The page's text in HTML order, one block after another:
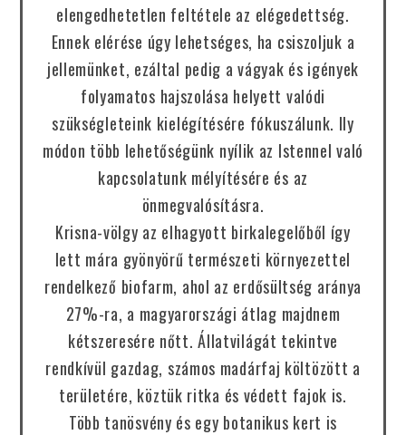
elengedhetetlen feltétele az elégedettség.
Ennek elérése úgy lehetséges, ha csiszoljuk a
jellemünket, ezáltal pedig a vágyak és igények
folyamatos hajszolása helyett valódi
szükségleteink kielégítésére fókuszálunk. Ily
módon több lehetőségünk nyílik az Istennel való
kapcsolatunk mélyítésére és az
önmegvalósításra.
Krisna-völgy az elhagyott birkalegelőből így
lett mára gyönyörű természeti környezettel
rendelkező biofarm, ahol az erdősültség aránya
27%-ra, a magyarországi átlag majdnem
kétszeresére nőtt. Állatvilágát tekintve
rendkívül gazdag, számos madárfaj költözött a
területére, köztük ritka és védett fajok is.
Több tanösvény és egy botanikus kert is